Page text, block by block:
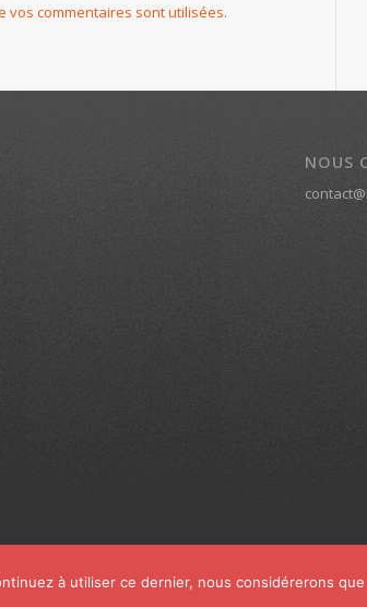
vos commentaires sont utilisées.
NOUS
à utiliser ce dernier, nous considérerons